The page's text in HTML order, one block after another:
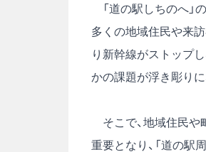
「道の駅しちのへ」
多くの地域住民や来
り新幹線がストップ
かの課題が浮き彫りに
そこで、地域住民や
重要となり、「道の駅